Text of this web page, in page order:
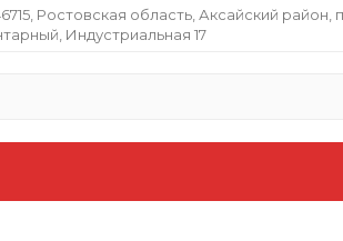
Ростовская область​, Аксайский район,
Индустриальная 17